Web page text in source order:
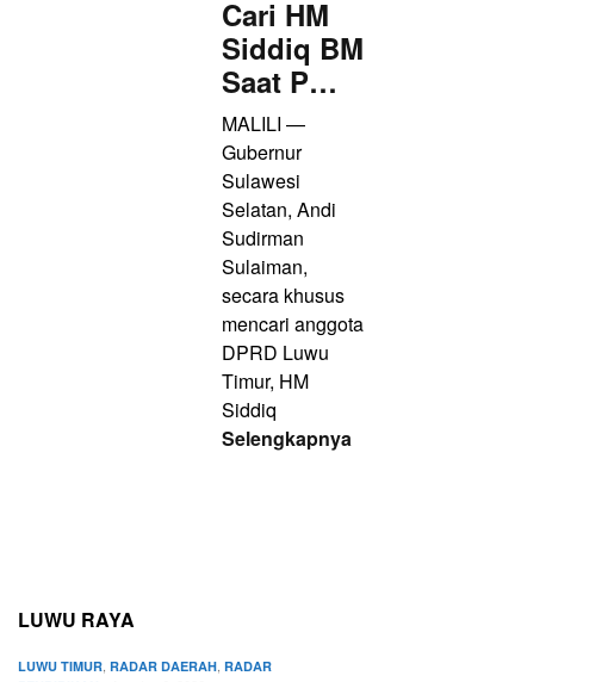
Cari HM
Siddiq BM
Saat P…
MALILI —
Gubernur
Sulawesi
Selatan, Andi
Sudirman
Sulaiman,
secara khusus
mencari anggota
DPRD Luwu
Timur, HM
Siddiq
Selengkapnya
LUWU RAYA
LUWU TIMUR,RADAR DAERAH,RADAR